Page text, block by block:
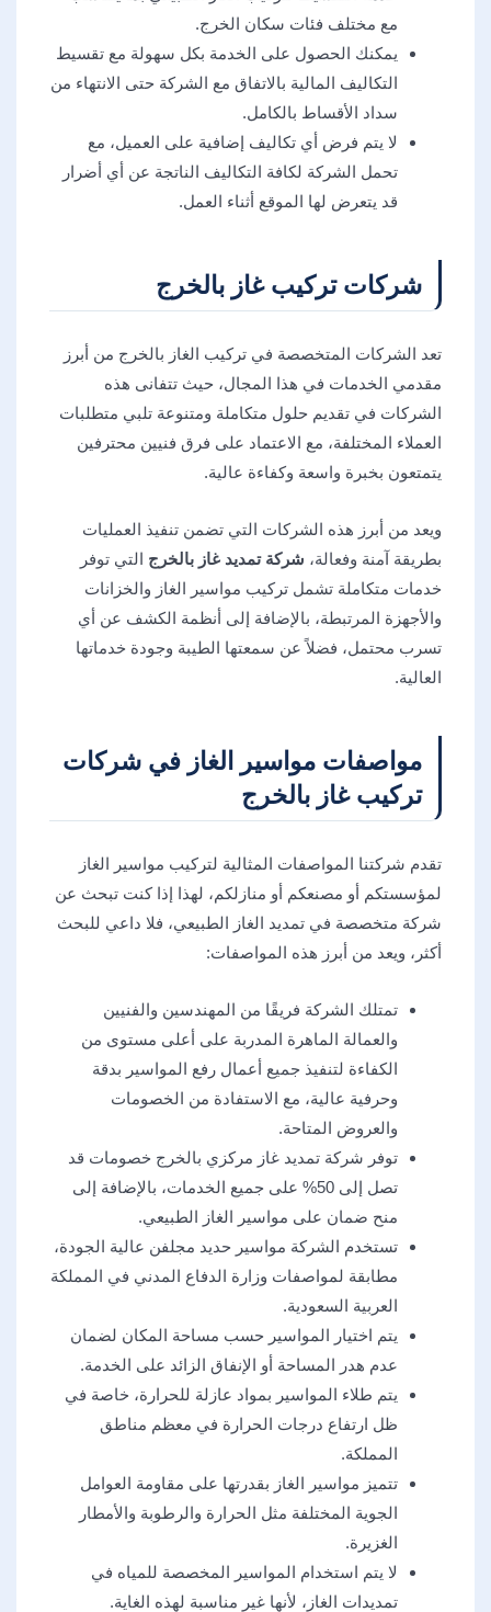
مع مختلف فئات سكان الخرج.
يمكنك الحصول على الخدمة بكل سهولة مع تقسيط
التكاليف المالية بالاتفاق مع الشركة حتى الانتهاء من
سداد الأقساط بالكامل.
لا يتم فرض أي تكاليف إضافية على العميل، مع
تحمل الشركة لكافة التكاليف الناتجة عن أي أضرار
قد يتعرض لها الموقع أثناء العمل.
شركات تركيب غاز بالخرج
تعد الشركات المتخصصة في تركيب الغاز بالخرج من أبرز
مقدمي الخدمات في هذا المجال، حيث تتفانى هذه
الشركات في تقديم حلول متكاملة ومتنوعة تلبي متطلبات
العملاء المختلفة، مع الاعتماد على فرق فنيين محترفين
يتمتعون بخبرة واسعة وكفاءة عالية.
ويعد من أبرز هذه الشركات التي تضمن تنفيذ العمليات
بطريقة آمنة وفعالة، شركة تمديد غاز بالخرج التي توفر
خدمات متكاملة تشمل تركيب مواسير الغاز والخزانات
والأجهزة المرتبطة، بالإضافة إلى أنظمة الكشف عن أي
تسرب محتمل، فضلاً عن سمعتها الطيبة وجودة خدماتها
العالية.
مواصفات مواسير الغاز في شركات
تركيب غاز بالخرج
تقدم شركتنا المواصفات المثالية لتركيب مواسير الغاز
لمؤسستكم أو مصنعكم أو منازلكم، لهذا إذا كنت تبحث عن
شركة متخصصة في تمديد الغاز الطبيعي، فلا داعي للبحث
أكثر، ويعد من أبرز هذه المواصفات:
تمتلك الشركة فريقًا من المهندسين والفنيين
والعمالة الماهرة المدربة على أعلى مستوى من
الكفاءة لتنفيذ جميع أعمال رفع المواسير بدقة
وحرفية عالية، مع الاستفادة من الخصومات
والعروض المتاحة.
توفر شركة تمديد غاز مركزي بالخرج خصومات قد
تصل إلى 50% على جميع الخدمات، بالإضافة إلى
منح ضمان على مواسير الغاز الطبيعي.
تستخدم الشركة مواسير حديد مجلفن عالية الجودة،
مطابقة لمواصفات وزارة الدفاع المدني في المملكة
العربية السعودية.
يتم اختيار المواسير حسب مساحة المكان لضمان
عدم هدر المساحة أو الإنفاق الزائد على الخدمة.
يتم طلاء المواسير بمواد عازلة للحرارة، خاصة في
ظل ارتفاع درجات الحرارة في معظم مناطق
المملكة.
تتميز مواسير الغاز بقدرتها على مقاومة العوامل
الجوية المختلفة مثل الحرارة والرطوبة والأمطار
الغزيرة.
لا يتم استخدام المواسير المخصصة للمياه في
تمديدات الغاز، لأنها غير مناسبة لهذه الغاية.